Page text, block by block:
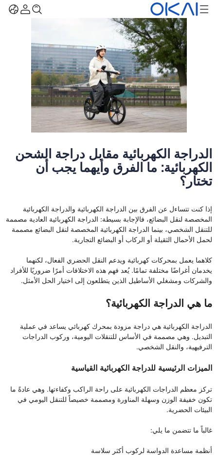
الدراجة الكهربائية مقابل دراجة الشحن
الكهربائية: ما الفرق وأيهما يجب أن
تختار؟
إذا كنت تتساءل عن الفرق بين الدراجة الكهربائية والدراجة الكهربائية
المخصصة لنقل البضائع، فالإجابة بسيطة: الدراجة الكهربائية العادية مصممة
للتنقل الشخصي، بينما الدراجة الكهربائية المخصصة لنقل البضائع مصممة
لحمل الأحمال الثقيلة أو الركاب أو البضائع التجارية.
كلاهما يعمل بمحركات كهربائية ويدعم النقل الحضري الفعال، لكنهما
يخدمان أغراضًا مختلفة تمامًا. يُعد فهم هذه الاختلافات أمرًا ضروريًا للأفراد
والشركات ومشغلي الأساطيل الذين يتطلعون إلى اختيار الحل الأمثل.
ما هي الدراجة الكهربائية؟
الدراجة الكهربائية هي دراجة مزودة بمحرك كهربائي يساعد في عملية
التبديل. وهي مصممة في الأساس للتنقلات اليومية، وركوب الدراجات
الترفيهية، والنقل الشخصي.
الميزات الرئيسية للدراجة الكهربائية القياسية
تركز معظم الدراجات الكهربائية على راحة الراكب وكفاءتها. وهي عادةً ما
تكون خفيفة الوزن وسهلة المناورة ومصممة خصيصاً للتنقل اليومي في
البيئات الحضرية.
غالباً ما تتضمن ما يلي:
أنظمة مساعدة الدواسة لركوب أكثر سلاسة